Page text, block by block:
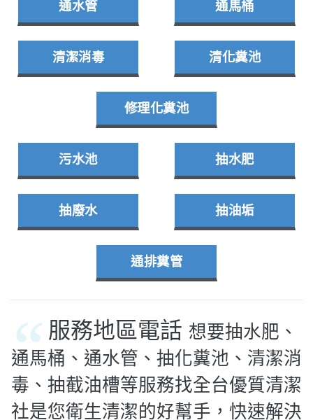
通水管 通馬桶
清潔消毒 清化糞池
修理化糞池
污水池 抽水肥
抽廢水 抽油垢
通排糞管
服務地區電話 想要抽水肥、
通馬桶、通水管、抽化糞池、清潔消
毒、抽截油槽等服務找全台優質清潔
社是您衛生清潔的好幫手，快速解決